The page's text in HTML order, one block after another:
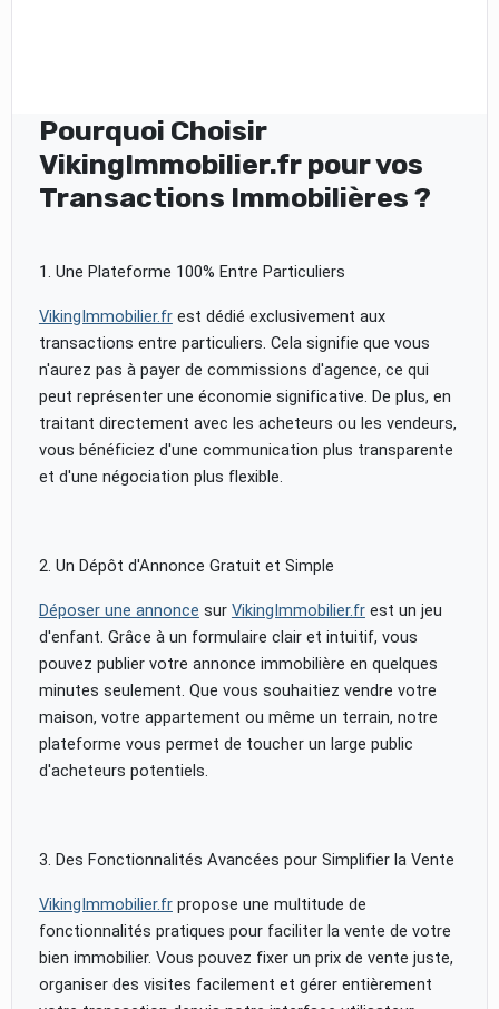
Pourquoi Choisir
VikingImmobilier.fr pour vos
Transactions Immobilières ?
1. Une Plateforme 100% Entre Particuliers
VikingImmobilier.frest dédié exclusivement aux
transactions entre particuliers. Cela signifie que vous
n'aurez pas à payer de commissions d'agence, ce qui
peut représenter une économie significative. De plus, en
traitant directement avec les acheteurs ou les vendeurs,
vous bénéficiez d'une communication plus transparente
et d'une négociation plus flexible.
2. Un Dépôt d'Annonce Gratuit et Simple
Déposer une annonce sur VikingImmobilier.frest un jeu
d'enfant. Grâce à un formulaire clair et intuitif, vous
pouvez publier votre annonce immobilière en quelques
minutes seulement. Que vous souhaitiez vendre votre
maison, votre appartement ou même un terrain, notre
plateforme vous permet de toucher un large public
d'acheteurs potentiels.
3. Des Fonctionnalités Avancées pour Simplifier la Vente
VikingImmobilier.frpropose une multitude de
fonctionnalités pratiques pour faciliter la vente de votre
bien immobilier. Vous pouvez fixer un prix de vente juste,
organiser des visites facilement et gérer entièrement